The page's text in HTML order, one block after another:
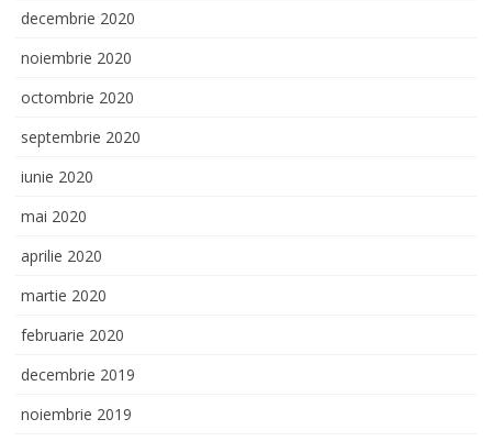
decembrie 2020
noiembrie 2020
octombrie 2020
septembrie 2020
iunie 2020
mai 2020
aprilie 2020
martie 2020
februarie 2020
decembrie 2019
noiembrie 2019